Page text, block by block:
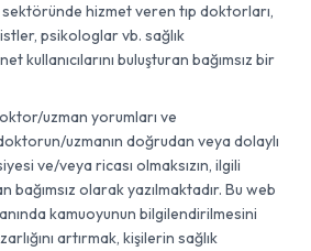
hizmet veren tıp doktorları,
psikologlar vb. sağlık
kullanıcılarını buluşturan bağımsız bir
uzman yorumları ve
uzmanın doğrudan veya dolaylı
ve/veya ricası olmaksızın, ilgili
bağımsız olarak yazılmaktadır. Bu web
kamuoyunun bilgilendirilmesini
artırmak, kişilerin sağlık